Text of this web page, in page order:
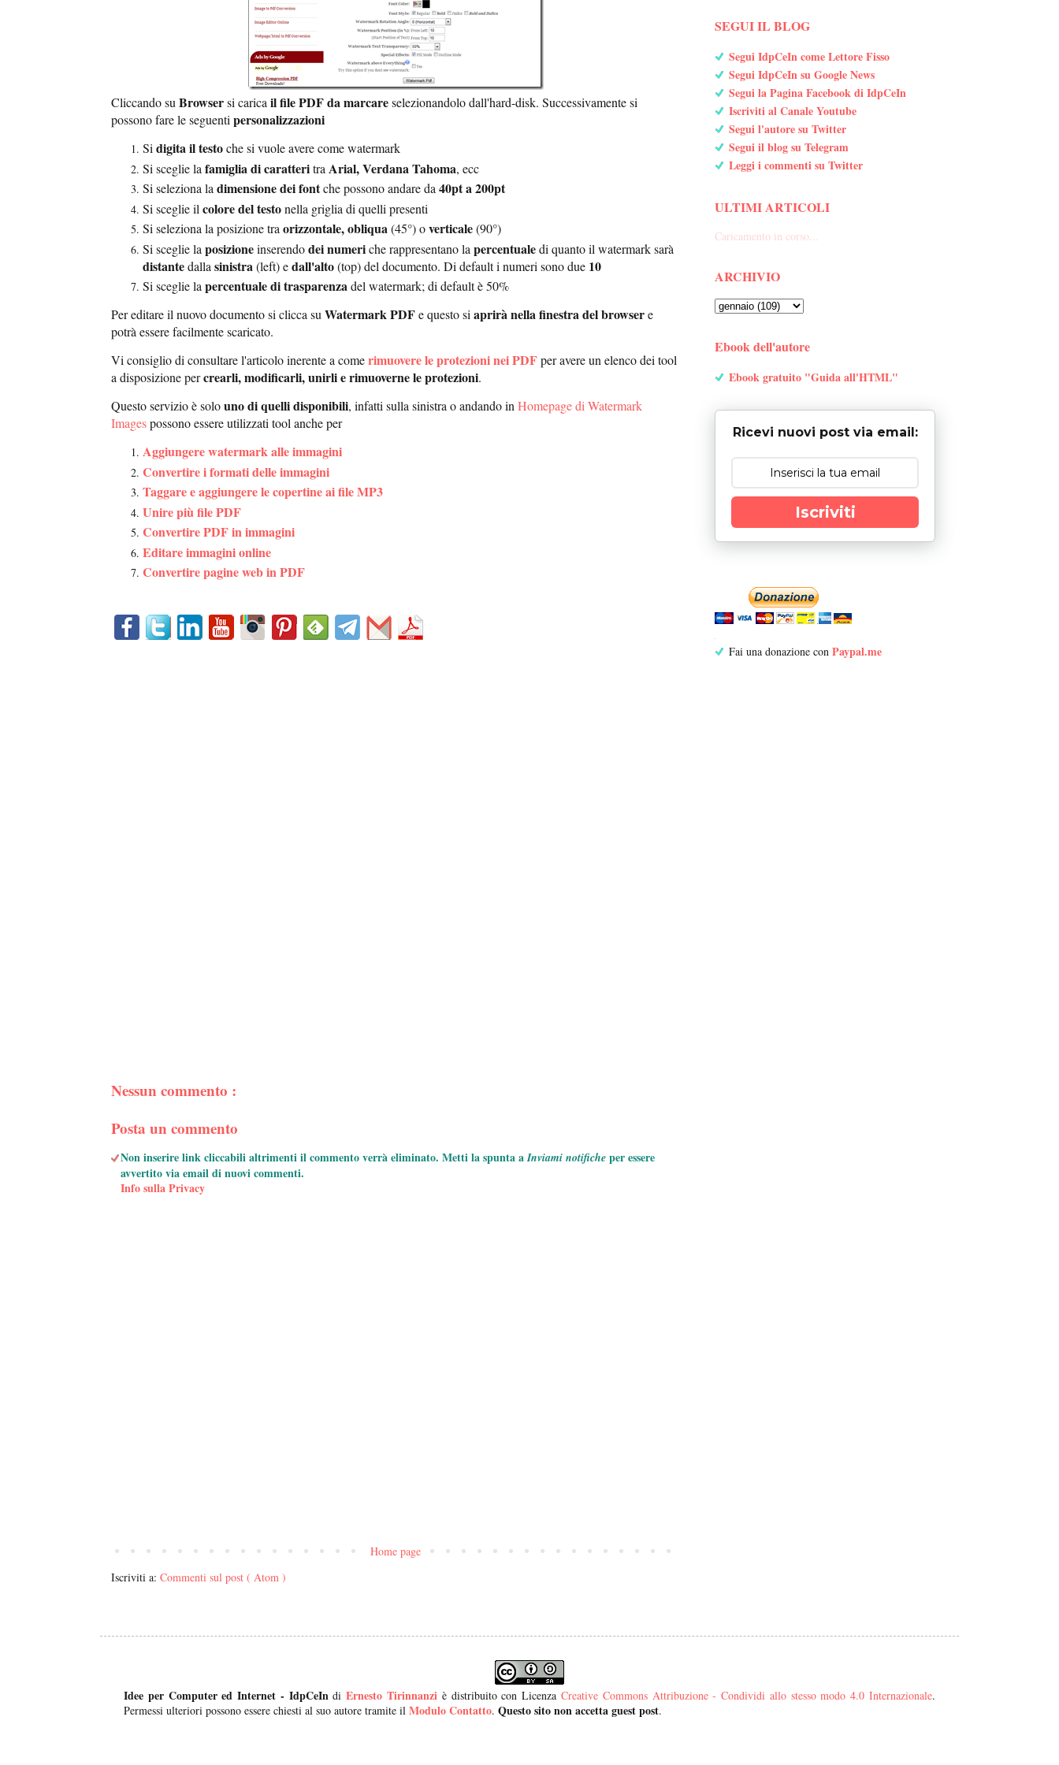
Cliccando su Browsersi carica il file PDF da marcareselezionandolo dall'hard-disk. Successivamente si
possono fare le seguenti personalizzazioni
Si digita il testoche si vuole avere come watermark
Si sceglie la famiglia di caratteritra Arial, Verdana Tahoma, ecc
Si seleziona la dimensione dei fontche possono andare da 40pt a 200pt
Si sceglie il colore del testonella griglia di quelli presenti
Si seleziona la posizione tra orizzontale, obliqua(45°) overticale(90°)
Si sceglie la posizioneinserendodei numeriche rappresentano la percentualedi quanto il watermark sarà
distantedalla sinistra (left) edall'alto(top) del documento. Di default i numeri sono due 10
Si sceglie la percentuale di trasparenzadel watermark; di default è 50%
Per editare il nuovo documento si clicca su Watermark PDFe questo si aprirà nella finestra del browsere
potrà essere facilmente scaricato.
Vi consiglio di consultare l'articolo inerente a comerimuovere le protezioni nei PDFper avere un elenco dei tool
a disposizione percrearli, modificarli, unirli e rimuoverne le protezioni.
Questo servizio è solouno di quelli disponibili, infatti sulla sinistra o andando in Homepage di Watermark
Imagespossono essere utilizzati tool anche per
Aggiungere watermark alle immagini
Convertire i formati delle immagini
Taggare e aggiungere le copertine ai file MP3
Unire più file PDF
Convertire PDF in immagini
Editare immagini online
Convertire pagine web in PDF
Nessun commento :
Posta un commento
Non inserire link cliccabili altrimenti il commento verrà eliminato. Metti la spunta aInviami notifiche per essere
avvertito via email di nuovi commenti.
Info sulla Privacy
Home page
Iscriviti a: Commenti sul post ( Atom )
SEGUI IL BLOG
Segui IdpCeIn come Lettore Fisso
Segui IdpCeIn su Google News
Segui la Pagina Facebook di IdpCeIn
Iscriviti al Canale Youtube
Segui l'autore su Twitter
Segui il blog su Telegram
Leggi i commenti su Twitter
ULTIMI ARTICOLI
Caricamento in corso...
ARCHIVIO
Ebook dell'autore
Ebook gratuito "Guida all'HTML"
Ricevi nuovi post via email:
Iscriviti
Fai una donazione con Paypal.me
Idee per Computer ed Internet - IdpCeIndiErnesto Tirinnanzi è distribuito con Licenza Creative Commons Attribuzione - Condividi allo stesso modo 4.0 Internazionale.
Permessi ulteriori possono essere chiesti al suo autore tramite il Modulo Contatto. Questo sito non accetta guest post.